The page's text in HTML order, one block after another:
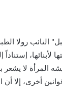
النائب رولا
لأبنائها،
المرأة لا يشعر
أخرى، إلا